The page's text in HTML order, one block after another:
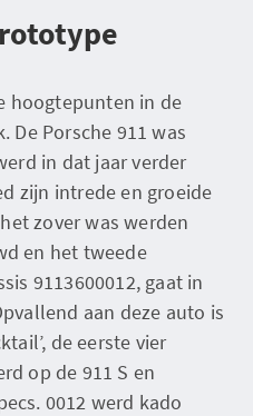
hoogtepunten in de
De Porsche 911 was
in dat jaar verder
zijn intrede en groeide
zover was werden
en het tweede
9113600012, gaat in
aan deze auto is
de eerste vier
op de 911 S en
0012 werd kado